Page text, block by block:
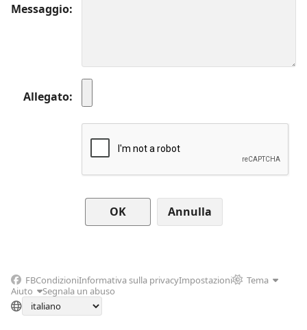
Messaggio
Allegato
Annulla
FBCondizioniInformativa sulla privacyImpostazioni
Tema
Aiuto
Segnala un abuso